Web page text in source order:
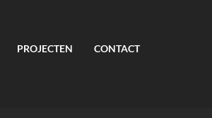
PROJECTEN CONTACT